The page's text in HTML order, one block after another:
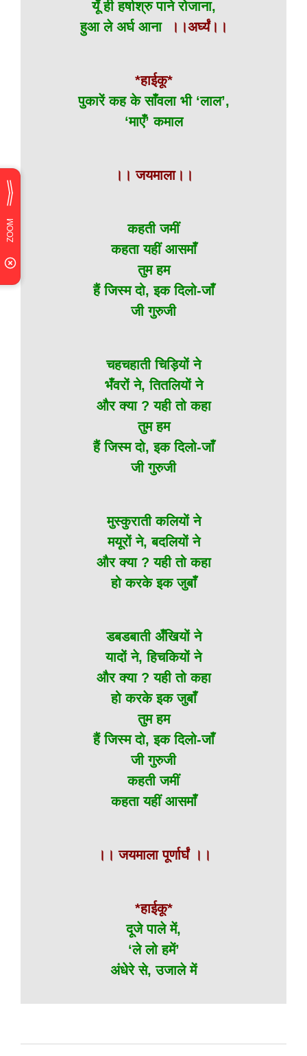
यूँ ही हर्षाश्रु पाने रोजाना,
हुआ ले अर्घ आना
।।अर्घ्यं।।
*हाईकू*
पुकारें कह के साँवला भी ‘लाल’,
‘माएँ’ कमाल
।। जयमाला।।
कहती जमीं
कहता यहीं आसमाँ
तुम हम
हैं जिस्म दो, इक दिलो-जाँ
जी गुरुजी
चहचहाती चिड़ियों ने
भँवरों ने, तितलियों ने
और क्या ? यही तो कहा
तुम हम
हैं जिस्म दो, इक दिलो-जाँ
जी गुरुजी
मुस्कुराती कलियों ने
मयूरों ने, बदलियों ने
और क्या ? यही तो कहा
हो करके इक जुबाँ
डबडबाती अँखियों ने
यादों ने, हिचकियों ने
और क्या ? यही तो कहा
हो करके इक जुबाँ
तुम हम
हैं जिस्म दो, इक दिलो-जाँ
जी गुरुजी
कहती जमीं
कहता यहीं आसमाँ
।। जयमाला पूर्णार्घं ।।
*हाईकू*
दूजे पाले में,
‘ले लो हमें’
अंधेरे से, उजाले में